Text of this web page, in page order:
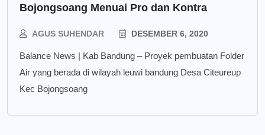
Bojongsoang Menuai Pro dan Kontra
AGUS SUHENDAR DESEMBER 6, 2020
Balance News | Kab Bandung – Proyek pembuatan Folder
Air yang berada di wilayah leuwi bandung Desa Citeureup
Kec Bojongsoang